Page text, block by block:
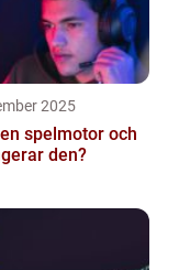
2025
spelmotor och
den?